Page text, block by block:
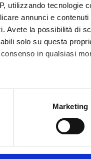
utilizzando tecnologie
annunci e contenuti
Avete la possibilità di
solo su questa
in qualsiasi
qualche metro,Marketing
9 2